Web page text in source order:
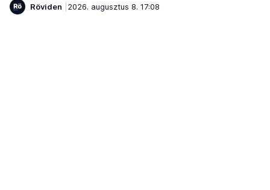
Röviden
2026. augusztus 8. 17:08